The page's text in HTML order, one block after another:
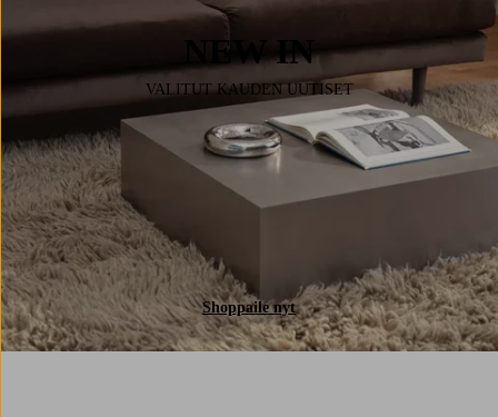
NEW IN
VALITUT KAUDEN UUTISET
Shoppaile nyt